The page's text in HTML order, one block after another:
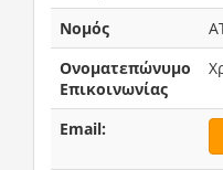
Νομός
Ονοματεπώνυμο
Επικοινωνίας
Email: